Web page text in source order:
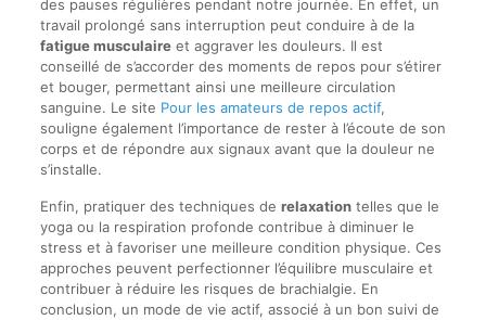
des pauses régulières pendant notre journée. En effet, un
travail prolongé sans interruption peut conduire à de la
fatigue musculaireet aggraver les douleurs. Il est
conseillé de s’accorder des moments de repos pour s’étirer
et bouger, permettant ainsi une meilleure circulation
sanguine. Le site Pour les amateurs de repos actif,
souligne également l’importance de rester à l’écoute de son
corps et de répondre aux signaux avant que la douleur ne
s’installe.
Enfin, pratiquer des techniques de relaxationtelles que le
yoga ou la respiration profonde contribue à diminuer le
stress et à favoriser une meilleure condition physique. Ces
approches peuvent perfectionner l’équilibre musculaire et
contribuer à réduire les risques de brachialgie. En
conclusion, un mode de vie actif, associé à un bon suivi de